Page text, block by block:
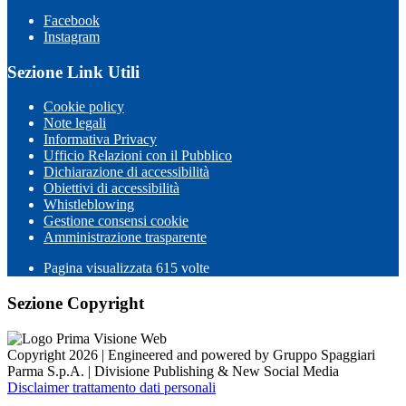
Facebook
Instagram
Sezione Link Utili
Cookie policy
Note legali
Informativa Privacy
Ufficio Relazioni con il Pubblico
Dichiarazione di accessibilità
Obiettivi di accessibilità
Whistleblowing
Gestione consensi cookie
Amministrazione trasparente
Pagina visualizzata 615 volte
Sezione Copyright
Copyright 2026 | Engineered and powered by Gruppo Spaggiari
Parma S.p.A. | Divisione Publishing & New Social Media
Disclaimer trattamento dati personali